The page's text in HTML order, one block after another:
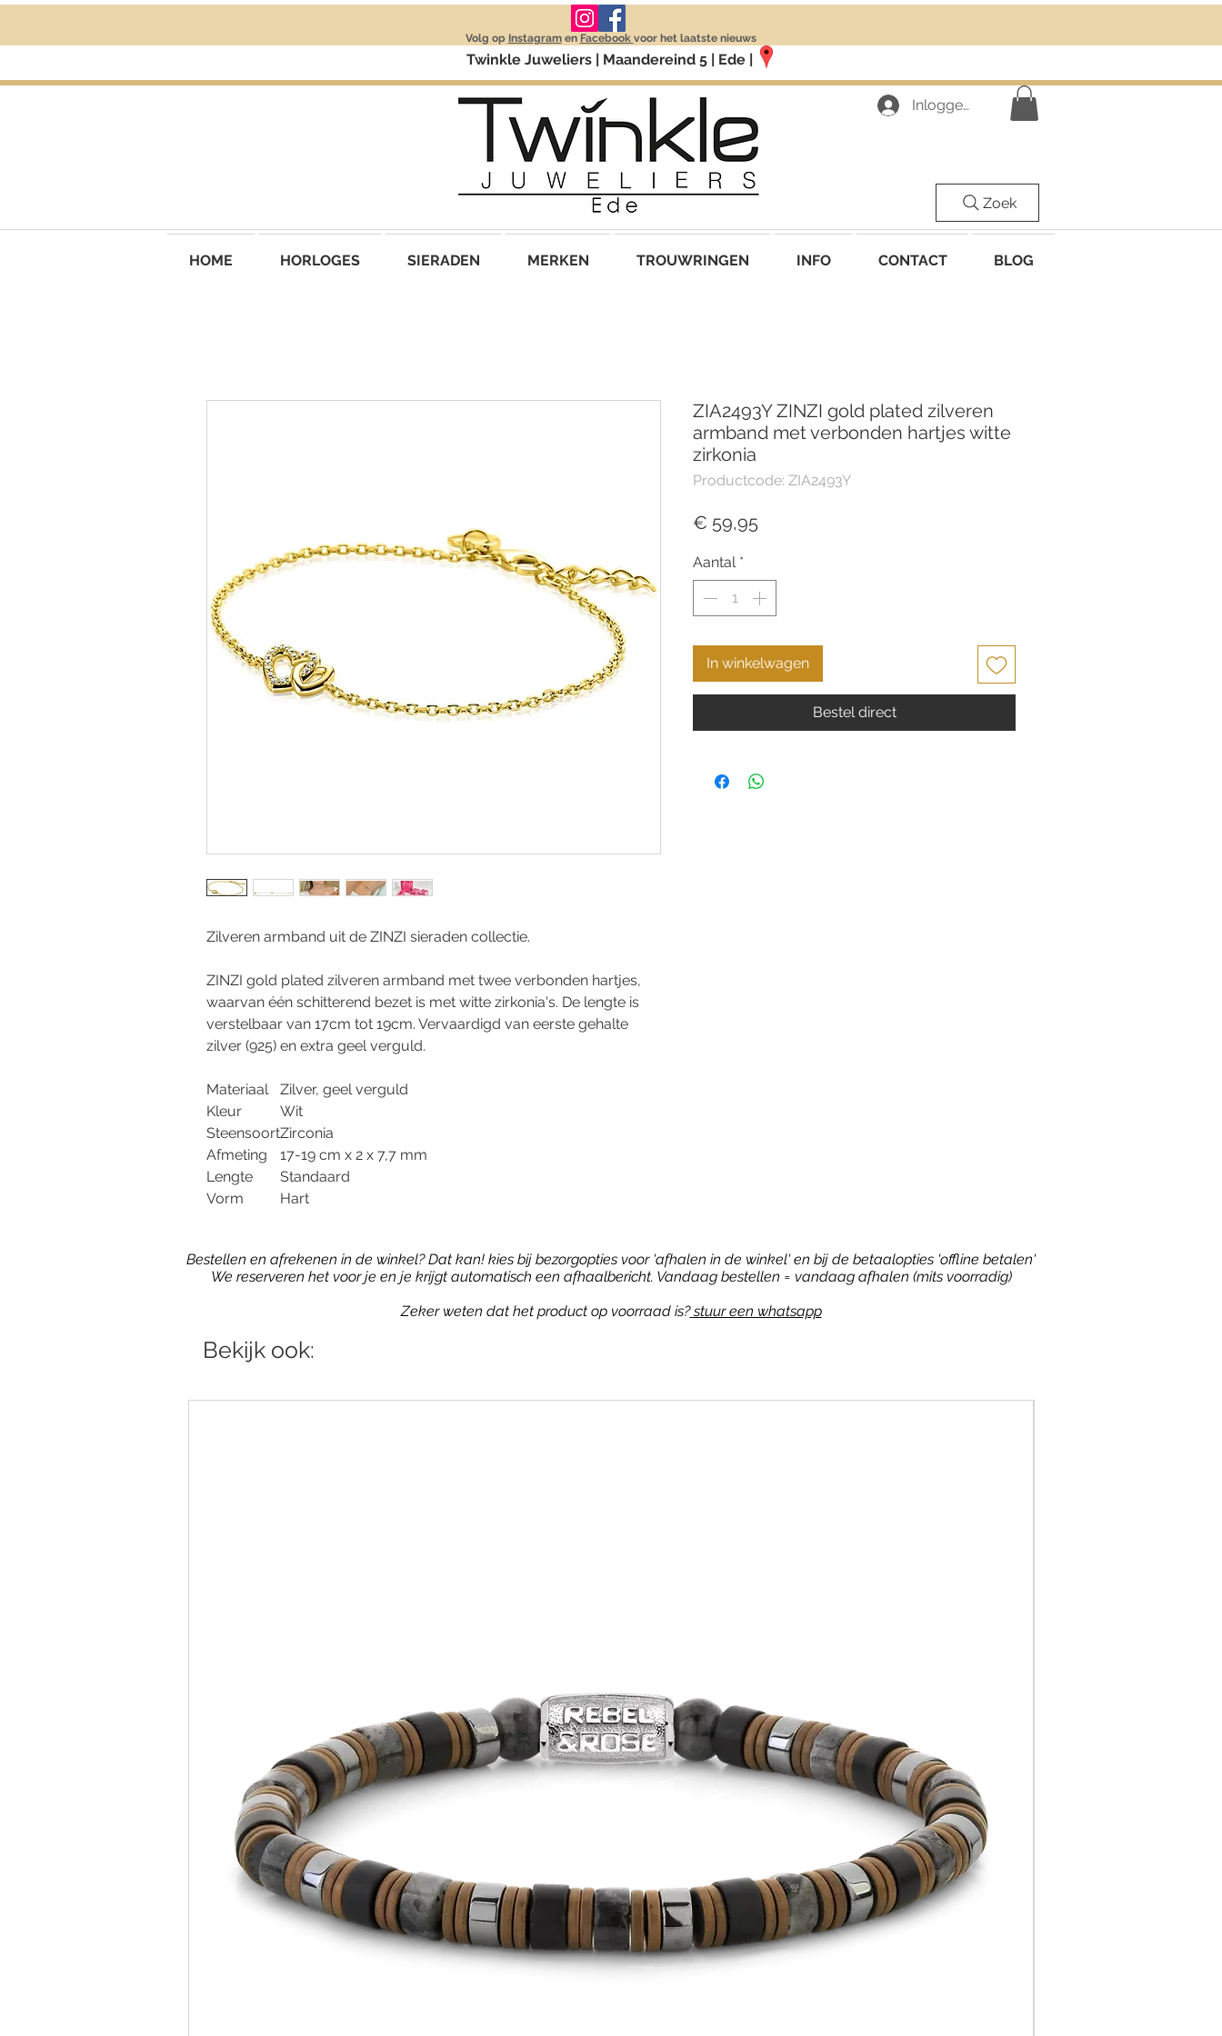
Volg op Instagramen Facebook voor het laatste nieuws
Twinkle Juweliers | Maandereind 5 | Ede |
Inloggen
Zoek
HOME HORLOGES SIERADEN MERKEN TROUWRINGEN INFO CONTACT BLOG
Zilveren armband uit de ZINZI sieraden collectie.
ZINZI gold plated zilveren armband met twee verbonden hartjes,
waarvan één schitterend bezet is met witte zirkonia's. De lengte is
verstelbaar van 17cm tot 19cm. Vervaardigd van eerste gehalte
zilver (925) en extra geel verguld.
Materiaal
Zilver, geel verguld
Kleur
Wit
SteensoortZirconia
Afmeting
17-19 cm x 2 x 7,7 mm
Lengte
Standaard
Vorm
Hart
ZIA2493Y ZINZI gold plated zilveren
armband met verbonden hartjes witte
zirkonia
Productcode: ZIA2493Y
€ 59,95Prijs
Aantal *
In winkelwagen
Bestel direct
Bestellen en afrekenen in de winkel? Dat kan! kies bij bezorgopties voor 'afhalen in de winkel' en bij de betaalopties 'offline betalen'
We reserveren het voor je en je krijgt automatisch een afhaalbericht. Vandaag bestellen = vandaag afhalen (mits voorradig)
Zeker weten dat het product op voorraad is?stuur een whatsapp
Bekijk ook: